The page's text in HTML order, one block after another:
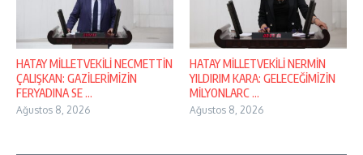
HATAY MİLLETVEKİLİ NECMETTİN
ÇALIŞKAN: GAZİLERİMİZİN
FERYADINA SE ...
Ağustos 8, 2026
HATAY MİLLETVEKİLİ NERMİN
YILDIRIM KARA: GELECEĞİMİZİN
MİLYONLARC ...
Ağustos 8, 2026